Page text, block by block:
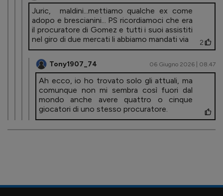
Juric, maldini...mettiamo qualche ex come
adopo e brescianini... PS ricordiamoci che era
il procuratore di Gomez e tutti i suoi assistiti
nel giro di due mercati li abbiamo mandati via
2
Tony1907_74 06 Giugno 2026 | 08.47
Ah ecco, io ho trovato solo gli attuali, ma
comunque non mi sembra così fuori dal
mondo anche avere quattro o cinque
giocatori di uno stesso procuratore.